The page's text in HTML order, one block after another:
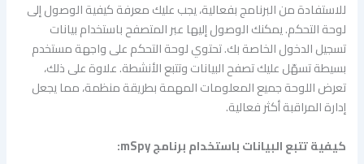
للاستفادة من البرنامج بفعالية، يجب عليك معرفة كيفية الوصول إلى
لوحة التحكم. يمكنك الوصول إليها عبر المتصفح باستخدام بيانات
تسجيل الدخول الخاصة بك. تحتوي لوحة التحكم على واجهة مستخدم
بسيطة تسهّل عليك تصفح البيانات وتتبع الأنشطة. علاوة على ذلك،
تعرض اللوحة جميع المعلومات المهمة بطريقة منظمة، مما يجعل
إدارة المراقبة أكثر فعالية.
كيفية تتبع البيانات باستخدام برنامج mSpy: